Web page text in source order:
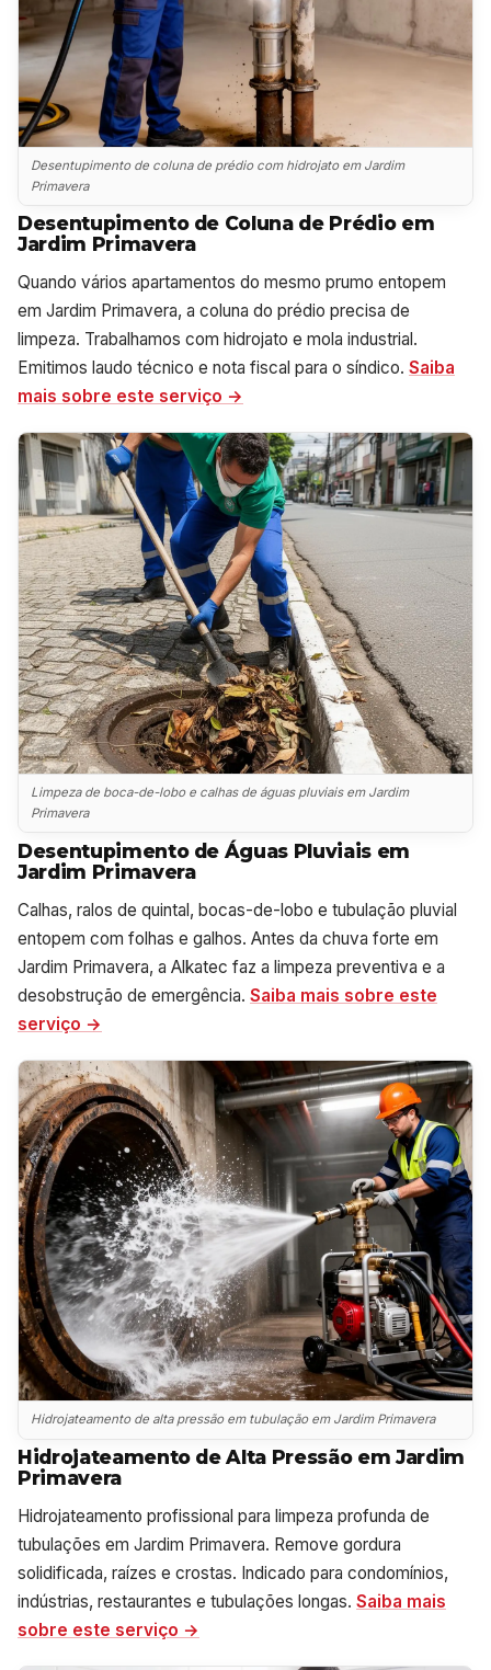
Desentupimento de coluna de prédio com hidrojato em Jardim
Primavera
Desentupimento de Coluna de Prédio em
Jardim Primavera
Quando vários apartamentos do mesmo prumo entopem
em Jardim Primavera, a coluna do prédio precisa de
limpeza. Trabalhamos com hidrojato e mola industrial.
Emitimos laudo técnico e nota fiscal para o síndico. Saiba
mais sobre este serviço →
Limpeza de boca-de-lobo e calhas de águas pluviais em Jardim
Primavera
Desentupimento de Águas Pluviais em
Jardim Primavera
Calhas, ralos de quintal, bocas-de-lobo e tubulação pluvial
entopem com folhas e galhos. Antes da chuva forte em
Jardim Primavera, a Alkatec faz a limpeza preventiva e a
desobstrução de emergência. Saiba mais sobre este
serviço →
Hidrojateamento de alta pressão em tubulação em Jardim Primavera
Hidrojateamento de Alta Pressão em Jardim
Primavera
Hidrojateamento profissional para limpeza profunda de
tubulações em Jardim Primavera. Remove gordura
solidificada, raízes e crostas. Indicado para condomínios,
indústrias, restaurantes e tubulações longas. Saiba mais
sobre este serviço →